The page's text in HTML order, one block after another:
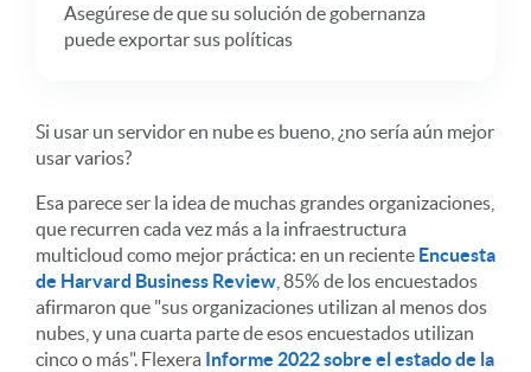
Asegúrese de que su solución de gobernanza
puede exportar sus políticas
Si usar un servidor en nube es bueno, ¿no sería aún mejor
usar varios?
Esa parece ser la idea de muchas grandes organizaciones,
que recurren cada vez más a la infraestructura
multicloud como mejor práctica: en un reciente Encuesta
de Harvard Business Review , 85% de los encuestados
afirmaron que "sus organizaciones utilizan al menos dos
nubes, y una cuarta parte de esos encuestados utilizan
cinco o más". Flexera Informe 2022 sobre el estado de la